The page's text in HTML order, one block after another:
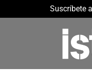
Suscríbete